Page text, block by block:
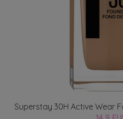
Superstay 30H Active Wear